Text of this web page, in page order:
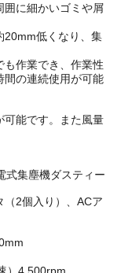
囲に細かいゴミや屑
20mm低くなり、集
も作業でき、作業性
間の連続使用が可能
可能です。また風量
式集塵機ダスティー
（2個入り）、ACア
）4.500rpm